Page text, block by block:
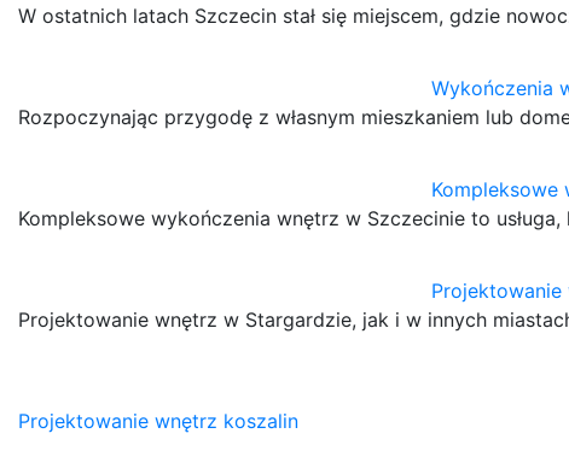
W ostatnich latach Szczecin stał się miejscem, gdzie
Wykończenia
Rozpoczynając przygodę z własnym mieszkaniem lub
Kompleksowe
Kompleksowe wykończenia wnętrz w Szczecinie to
Projektowanie wnętrz w Stargardzie, jak i w innych
Nawigacja
Projektowanie wnętrz koszalin